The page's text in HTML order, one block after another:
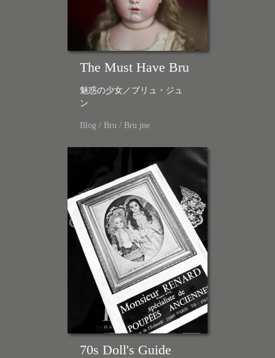
The Must Have Bru
魅惑の少女／ブリュ・ジュ
ン
Blog / Bru / Bru jne
70s Doll's Guide